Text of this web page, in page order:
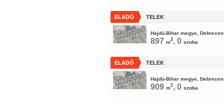
ELADÓ TELEK
Hajdú-Bihar megye, Debrecen
897 m2, 0 szoba
ELADÓ TELEK
Hajdú-Bihar megye, Debrecen
909 m2, 0 szoba